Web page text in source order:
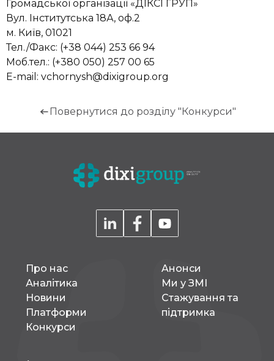
Громадської організації «ДІКСІ ГРУП»
Вул. Інститутська 18А, оф.2
м. Київ, 01021
Тел./Факс: (+38 044) 253 66 94
Моб.тел.: (+380 050) 257 00 65
E-mail: vchornysh@dixigroup.org
Повернутися до розділу "Конкурси"
Про нас
Аналітика
Новини
Платформи
Конкурси
Aнонси
Ми у ЗМІ
Стажування та
підтримка